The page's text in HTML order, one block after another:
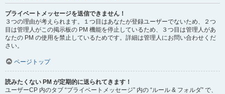
プライベートメッセージを送信できません！
３つの理由が考えられます。１つ目はあなたが登録ユーザーでないため、２つ
目は管理人がこの掲示板の PM 機能を停止しているため、３つ目は管理人があ
なたの PM の使用を禁止しているためです。詳細は管理人にお問い合わせくだ
さい。
ページトップ
読みたくない PM が定期的に送られてきます！
ユーザーCP 内のタブ “プライベートメッセージ” 内の “ルール & フォルダ” で、